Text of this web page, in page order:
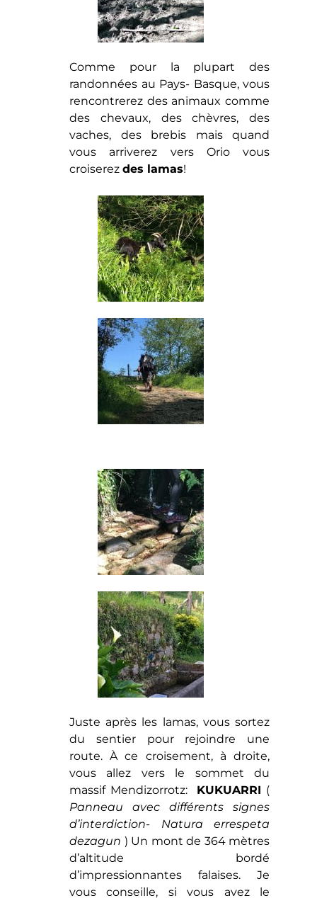
Juste après les lamas, vous sortez
du sentier pour rejoindre une
route. À ce croisement, à droite,
vous allez vers le sommet du
massif Mendizorrotz:KUKUARRI
Panneau avec différents signes
d’interdiction- Natura errespeta
dezagun) Un mont de 364 mètres
d’altitude bordé
d’impressionnantes falaises. Je
vous conseille, si vous avez le
temps et la motivation, d’y monter
pour y contempler un superbe
que si vous continuez tout droit
vers le village( par la route)
mais
c’est très joli.
Nous, nous avons continué tout
droit. Après +/- 20 minutes (
descente ), vous arrivez à Orio et
rejoignez une route. Si vous prenez
directement à droite, vous
descendez à la plage du village ( où